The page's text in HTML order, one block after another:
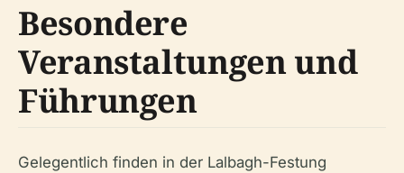
Besondere
Veranstaltungen und
Führungen
Gelegentlich finden in der Lalbagh-Festung